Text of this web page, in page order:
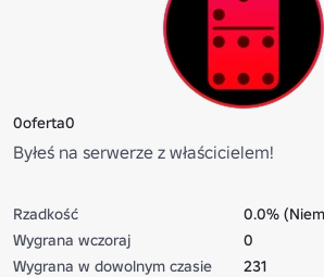
0oferta0
Byłeś na serwerze z właścicielem!
Rzadkość
0.0%
Wygrana wczoraj
0
Wygrana w dowolnym czasie
231